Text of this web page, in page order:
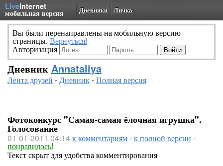
LiveInternet
мобильная версия Дневники Личка
Вы были перенаправлены на мобильную версию
страницы. Вернуться!
Авторизация
Дневник Annataliya
Лента друзей -Дневник-Полная версия
Фотоконкурс "Самая-самая ёлочная игрушка".
Голосование
01-01-2011 04:14к комментариям-к полной версии -
понравилось!
Текст скрыт для удобства комментирования